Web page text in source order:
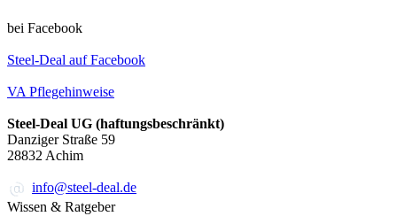
bei Facebook
Steel-Deal auf Facebook
VA Pflegehinweise
Steel-Deal UG (haftungsbeschränkt)
Danziger Straße 59
28832 Achim
info@steel-deal.de
Wissen & Ratgeber